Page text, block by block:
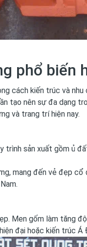
phổ biến
cách kiến trúc và
tạo nên sự đa dạng
và trang trí hiện nay.
sản xuất gồm ủ
mang đến vẻ đẹp cổ
Men gốm làm tăng
đại hoặc kiến trúc Á